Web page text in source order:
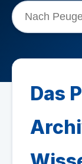
Das